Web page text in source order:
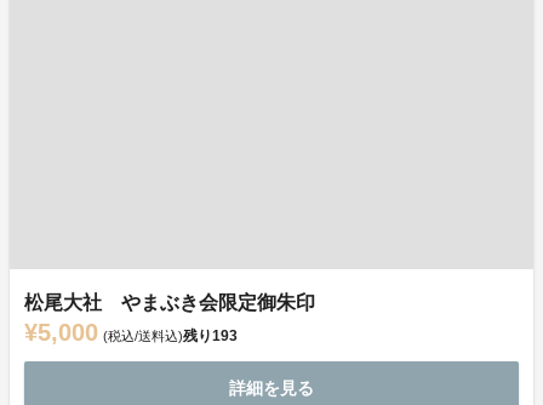
松尾大社 やまぶき会限定御朱印
¥5,000 (税込/送料込)残り193
詳細を見る